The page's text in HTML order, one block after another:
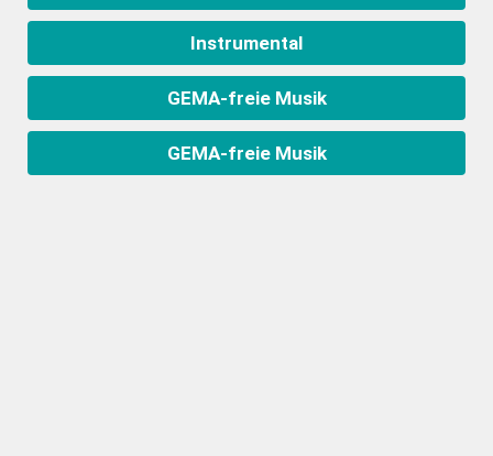
Instrumental
GEMA-freie Musik
GEMA-freie Musik